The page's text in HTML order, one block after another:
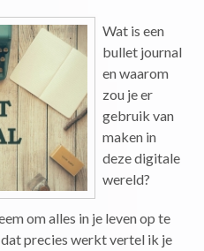
Wat is een
bullet journal
en waarom
zou je er
gebruik van
maken in
deze digitale
wereld?
om alles in je leven op te
precies werkt vertel ik je